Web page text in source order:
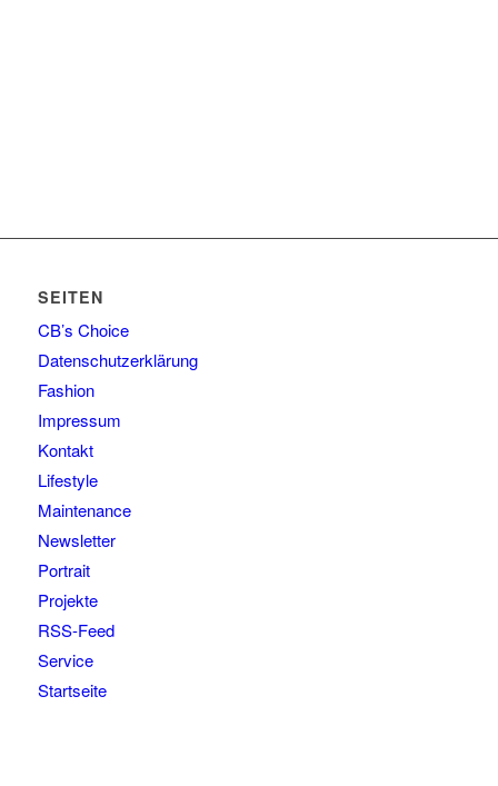
SEITEN
CB’s Choice
Datenschutzerklärung
Fashion
Impressum
Kontakt
Lifestyle
Maintenance
Newsletter
Portrait
Projekte
RSS-Feed
Service
Startseite